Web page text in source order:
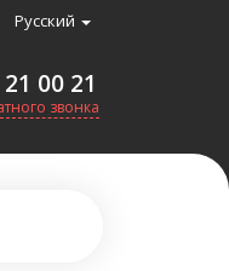
Русский
00 21
звонка